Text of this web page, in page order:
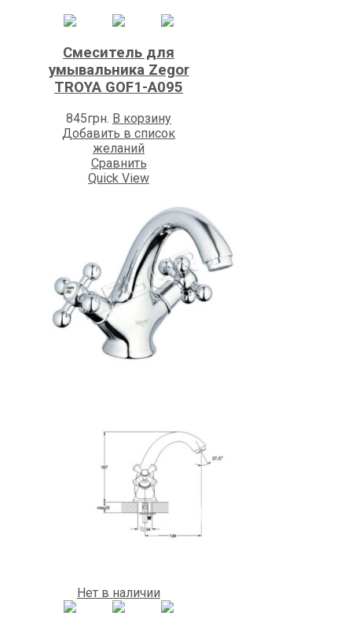
Смеситель для
умывальника Zegоr
TROYA GOF1-A095
845грн. В корзину
Добавить в список
желаний
Сравнить
Quick View
Нет в наличии